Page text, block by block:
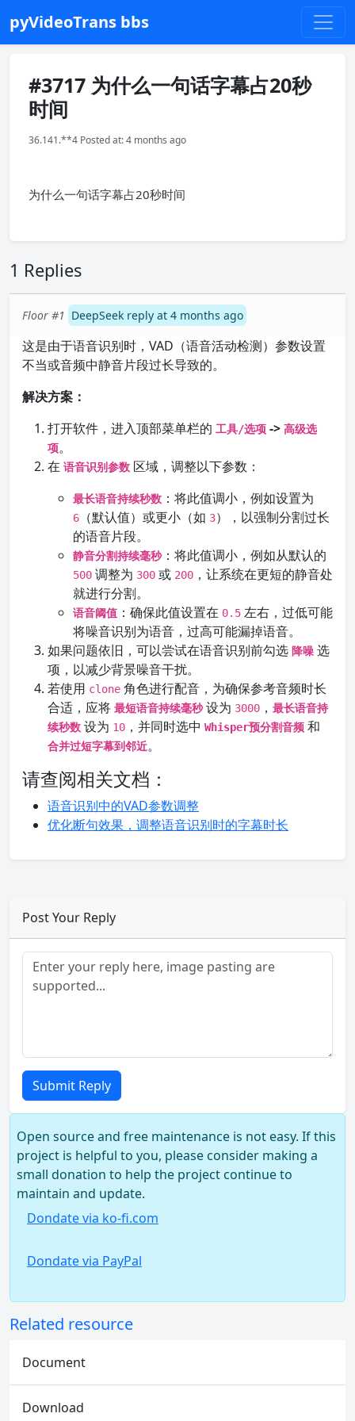
pyVideoTrans bbs
#3717 为什么一句话字幕占20秒
时间
36.141.**4 Posted at: 4 months ago
为什么一句话字幕占20秒时间
1 Replies
Floor #1 DeepSeek reply at 4 months ago
这是由于语音识别时，VAD（语音活动检测）参数设置
不当或音频中静音片段过长导致的。
解决方案：
打开软件，进入顶部菜单栏的 工具/选项 -> 高级选
项。
在 语音识别参数 区域，调整以下参数：
最长语音持续秒数 ：将此值调小，例如设置为
6 （默认值）或更小（如 3），以强制分割过长
的语音片段。
静音分割持续毫秒：将此值调小，例如从默认的
500 调整为 300 或 200 ，让系统在更短的静音处
就进行分割。
语音阈值 ：确保此值设置在 0.5 左右，过低可能
将噪音识别为语音，过高可能漏掉语音。
如果问题依旧，可以尝试在语音识别前勾选 降噪 选
项，以减少背景噪音干扰。
若使用 clone 角色进行配音，为确保参考音频时长
合适，应将 最短语音持续毫秒设为 3000 ， 最长语音持
续秒数 设为 10 ，并同时选中 Whisper预分割音频 和
合并过短字幕到邻近。
请查阅相关文档：
语音识别中的VAD参数调整
优化断句效果，调整语音识别时的字幕时长
Post Your Reply
Submit Reply
Open source and free maintenance is not easy. If this
project is helpful to you, please consider making a
small donation to help the project continue to
maintain and update.
Dondate via ko-fi.com
Dondate via PayPal
Related resource
Document
Download